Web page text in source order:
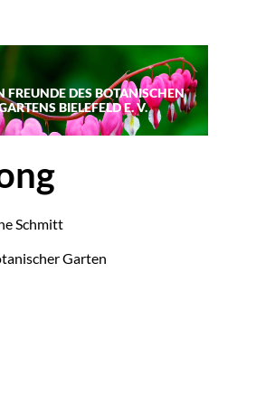
FREUNDE DES BOTANISCHEN
BIELEFELD E. V.
Schmitt
Gar­ten